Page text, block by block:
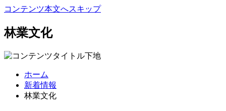
コンテンツ本文へスキップ
林業文化
ホーム
新着情報
林業文化